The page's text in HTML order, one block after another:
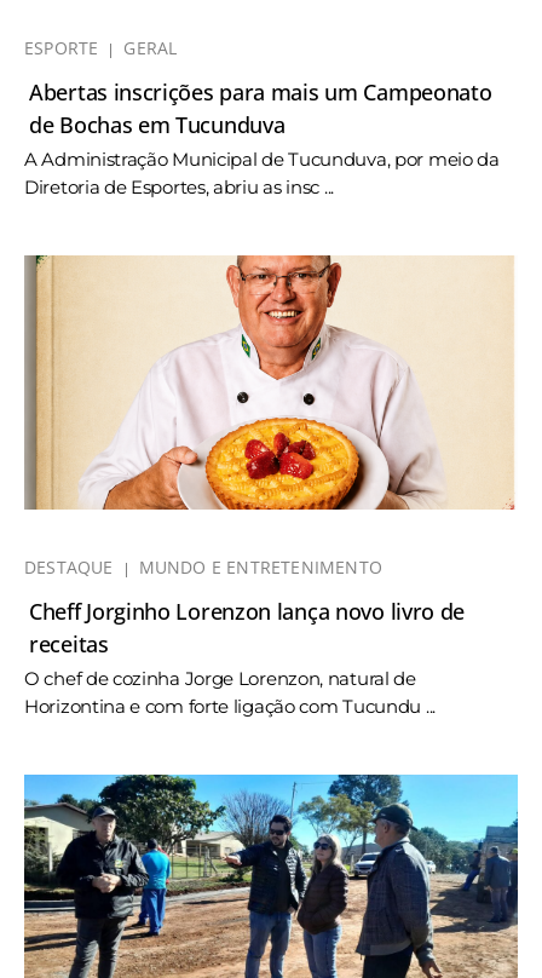
ESPORTE GERAL
Abertas inscrições para mais um Campeonato
de Bochas em Tucunduva
A Administração Municipal de Tucunduva, por meio da
Diretoria de Esportes, abriu as insc ...
DESTAQUE MUNDO E ENTRETENIMENTO
Cheff Jorginho Lorenzon lança novo livro de
receitas
O chef de cozinha Jorge Lorenzon, natural de
Horizontina e com forte ligação com Tucundu ...